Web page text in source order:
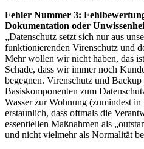
Fehler Nummer 3:
Dokumentation oder
„Datenschutz setzt sich nur aus
funktionierenden Virenschutz und
Mehr wollen wir nicht haben, das
Schade, dass wir immer noch
begegnen. Virenschutz und
Basiskomponenten zum
Wasser zur Wohnung (zumindest
erstaunlich, dass oftmals die
essentiellen Maßnahmen als
und nicht vielmehr als Normalität